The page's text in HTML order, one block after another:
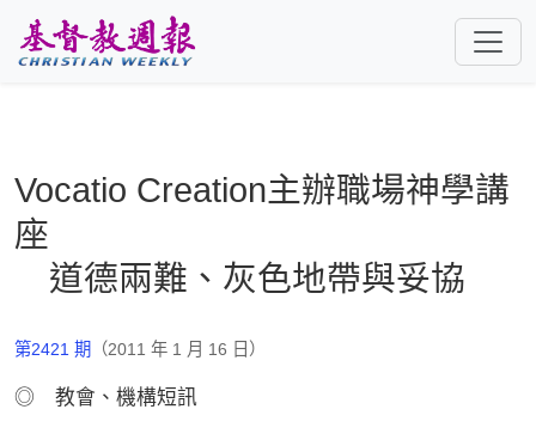
Vocatio Creation主辦職場神學講
座
道德兩難、灰色地帶與妥協
第2421 期 （2011 年 1 月 16 日）
◎ 教會、機構短訊